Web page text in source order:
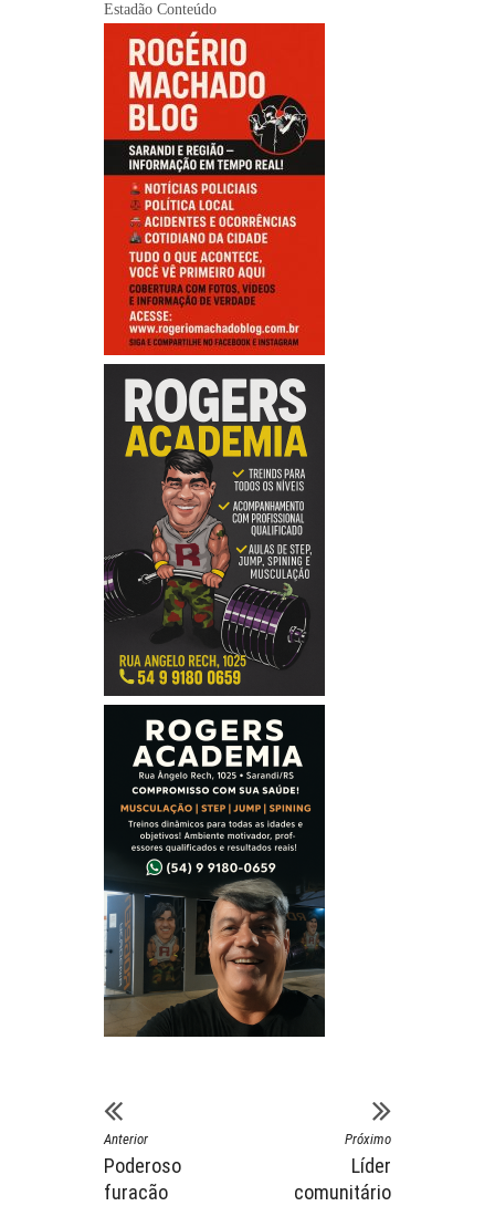
Estadão Conteúdo
Anterior
Poderoso
furacão
Próximo
Líder
comunitário